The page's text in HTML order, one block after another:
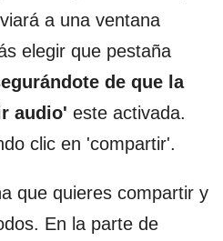
a una ventana
elegir que pestaña
de que la
audio' este activada.
clic en 'compartir'.
que quieres compartir y
En la parte de